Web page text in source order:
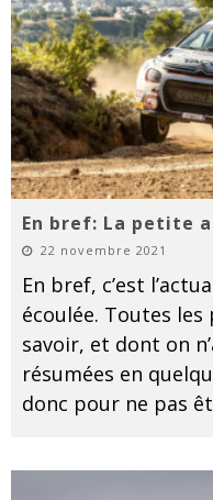
En bref: La petite
22 novembre 2021
En bref, c’est
écoulée. Toutes
savoir, et dont on
résumées en
donc pour ne pas